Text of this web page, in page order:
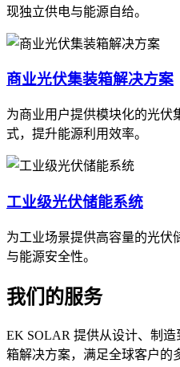
现独立供电与能源自给。
商业光伏集装箱解决方案
为商业用户提供模块化的光伏
式，提升能源利用效率。
工业级光伏储能系统
为工业场景提供高容量的光伏
与能源安全性。
我们的服务
EK SOLAR 提供从设计、制
箱解决方案，满足全球客户的